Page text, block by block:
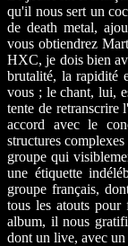
qu'il nous sert un
de death metal,
vous obtiendrez
HXC, je dois bien
brutalité, la rapidité
vous ; le chant, lui,
tente de retranscrire
accord avec le
structures
groupe qui
une étiquette
groupe français,
tous les atouts
album, il nous
dont un live, avec